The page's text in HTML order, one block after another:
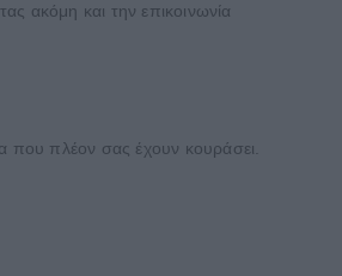
ακόμη και την επικοινωνία
που πλέον σας έχουν κουράσει.